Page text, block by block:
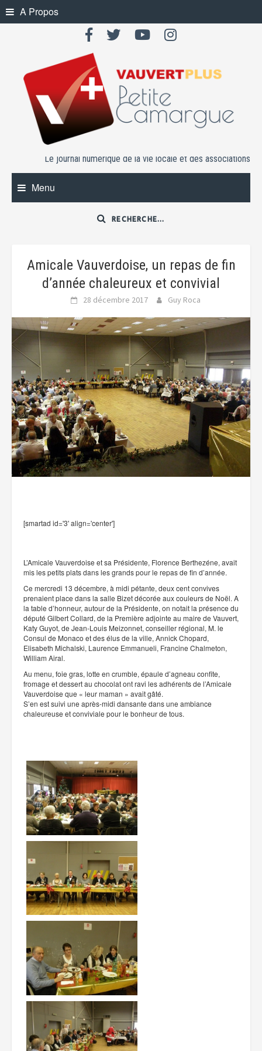
Skip
to
A Propos
Le journal numérique de la vie locale et des associations
Menu
Amicale Vauverdoise, un repas de fin
d’année chaleureux et convivial
28 décembre 2017 Guy Roca
[smartad id='3' align='center']
L’Amicale Vauverdoise et sa Présidente, Florence Berthezéne, avait
mis les petits plats dans les grands pour le repas de fin d’année.
Ce mercredi 13 décembre, à midi pétante, deux cent convives
prenaient place dans la salle Bizet décorée aux couleurs de Noël. A
la table d’honneur, autour de la Présidente, on notait la présence du
député Gilbert Collard, de la Première adjointe au maire de Vauvert,
Katy Guyot, de Jean-Louis Meizonnet, conseiller régional, M. le
Consul de Monaco et des élus de la ville, Annick Chopard,
Elisabeth Michalski, Laurence Emmanueli, Francine Chalmeton,
William Airal.
Au menu, foie gras, lotte en crumble, épaule d’agneau confite,
fromage et dessert au chocolat ont ravi les adhérents de l’Amicale
Vauverdoise que « leur maman » avait gâté.
S’en est suivi une après-midi dansante dans une ambiance
chaleureuse et conviviale pour le bonheur de tous.